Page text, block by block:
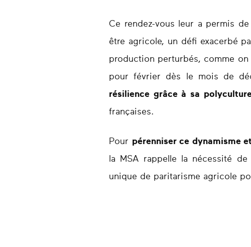
Ce rendez-vous leur a permis
être agricole, un défi exacerbé
production perturbés, comme on
pour février dès le mois de
résilience grâce à sa
françaises.
Pour pérenniser ce dynamisme
la MSA rappelle la nécessité
unique de paritarisme agricole